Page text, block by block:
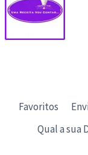
Favoritos
Qual a sua